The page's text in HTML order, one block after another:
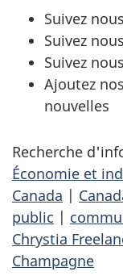
Suivez
Suivez
Suivez
Ajoutez nos
nouvelles
Recherche
Économie et
Canada |
public |
Chrystia
Champagne